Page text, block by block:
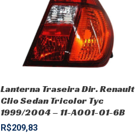
Lanterna Traseira Dir. Renault
Clio Sedan Tricolor Tyc
1999/2004 – 11-A001-01-6B
R$209,83